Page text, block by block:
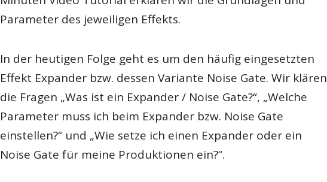
Parameter des jeweiligen Effekts.
In der heutigen Folge geht es um den häufig eingesetzten
Effekt Expander bzw. dessen Variante Noise Gate. Wir klären
die Fragen „Was ist ein Expander / Noise Gate?“, „Welche
Parameter muss ich beim Expander bzw. Noise Gate
einstellen?“ und „Wie setze ich einen Expander oder ein
Noise Gate für meine Produktionen ein?“.